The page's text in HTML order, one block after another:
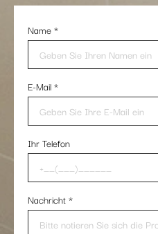
Name*
E-Mail*
Ihr Telefon
Nachricht*